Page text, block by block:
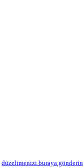
düzeltmenizi buraya gönderin